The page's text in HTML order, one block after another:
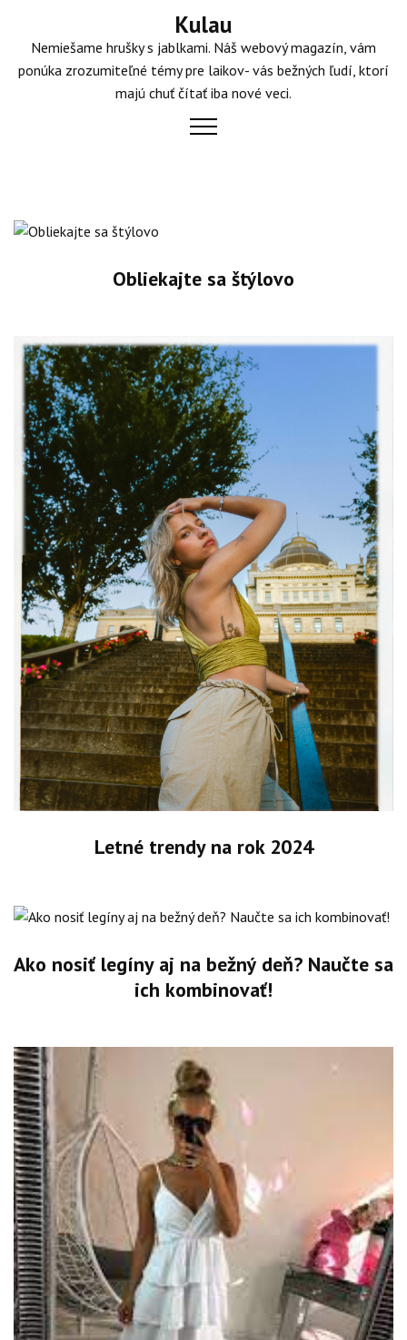
content
Kulau
Nemiešame hrušky s jablkami. Náš webový magazín, vám
ponúka zrozumiteľné témy pre laikov- vás bežných ľudí, ktorí
majú chuť čítať iba nové veci.
Obliekajte sa štýlovo
Letné trendy na rok 2024
Ako nosiť legíny aj na bežný deň? Naučte sa
ich kombinovať!